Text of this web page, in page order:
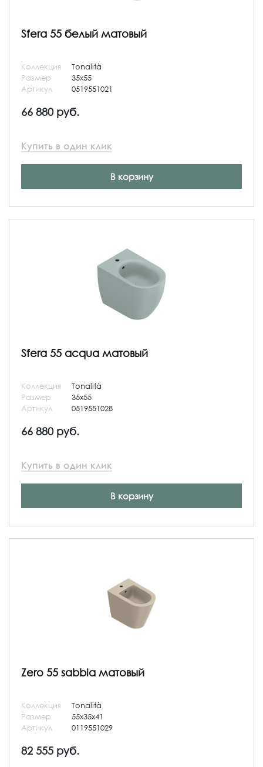
Sfera 55 белый матовый
Коллекция
Tonalità
Размер
35x55
Артикул
0519551021
66 880 руб.
Купить в один клик
В корзину
Sfera 55 acqua матовый
Коллекция
Tonalità
Размер
35x55
Артикул
0519551028
66 880 руб.
Купить в один клик
В корзину
Zero 55 sabbia матовый
Коллекция
Tonalità
Размер
55x35x41
Артикул
0119551029
82 555 руб.